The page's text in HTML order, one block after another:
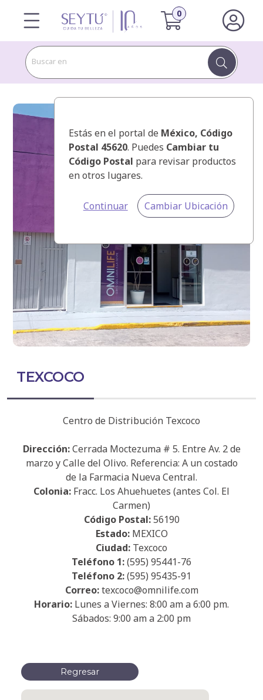
Buscar en
Estás en el portal de México, Código
Postal 45620. Puedes Cambiar tu
Código Postal para revisar productos
en otros lugares.
Continuar Cambiar Ubicación
TEXCOCO
Centro de Distribución Texcoco
Dirección:Cerrada Moctezuma # 5. Entre Av. 2 de
marzo y Calle del Olivo. Referencia: A un costado
de la Farmacia Nueva Central.
Colonia: Fracc. Los Ahuehuetes (antes Col. El
Carmen)
Código Postal:56190
Estado:MEXICO
Ciudad: Texcoco
Teléfono 1:(595) 95441-76
Teléfono 2:(595) 95435-91
Correo:texcoco@omnilife.com
Horario: Lunes a Viernes: 8:00 am a 6:00 pm.
Sábados: 9:00 am a 2:00 pm
Regresar